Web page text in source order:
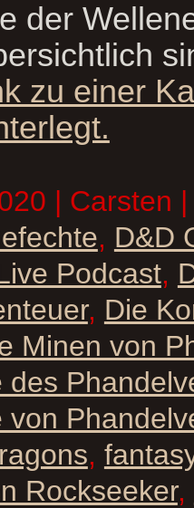
der
zu einer
| Carsten
, D&D
Podcast,
, Die
Minen von
,
Rockseeker,